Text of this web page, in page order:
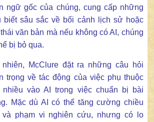
ngữ gốc của chúng, cung cấp những
biết sâu sắc về bối cảnh lịch sử hoặc
văn bản mà nếu không có AI, chúng
bị bỏ qua.
nhiên, McClure đặt ra những câu hỏi
trọng về tác động của việc phụ thuộc
nhiều vào AI trong việc chuẩn bị bài
Mặc dù AI có thể tăng cường chiều
và phạm vi nghiên cứu, nhưng có lo